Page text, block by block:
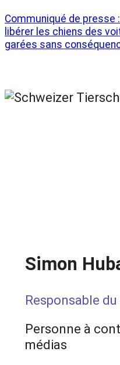
Communiqué de
libérer les chiens des
garées sans
Simon
Responsable
Personne à
médias